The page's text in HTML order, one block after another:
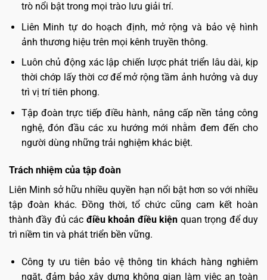
trò nổi bật trong mọi trào lưu giải trí.
Liên Minh tự do hoạch định, mở rộng và bảo vệ hình
ảnh thương hiệu trên mọi kênh truyền thông.
Luôn chủ động xác lập chiến lược phát triển lâu dài, kịp
thời chớp lấy thời cơ để mở rộng tầm ảnh hưởng và duy
trì vị trí tiên phong.
Tập đoàn trực tiếp điều hành, nâng cấp nền tảng công
nghệ, đón đầu các xu hướng mới nhằm đem đến cho
người dùng những trải nghiệm khác biệt.
Trách nhiệm của tập đoàn
Liên Minh sở hữu nhiều quyền hạn nổi bật hơn so với nhiều
tập đoàn khác. Đồng thời, tổ chức cũng cam kết hoàn
thành đầy đủ các điều khoản điều kiện quan trọng để duy
trì niềm tin và phát triển bền vững.
Công ty ưu tiên bảo vệ thông tin khách hàng nghiêm
ngặt, đảm bảo xây dựng không gian làm việc an toàn